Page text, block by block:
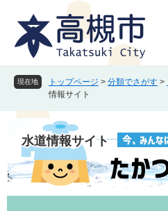
へ
現在地 トップページ > 分類でさがす >
情報サイト
水道情報サイト